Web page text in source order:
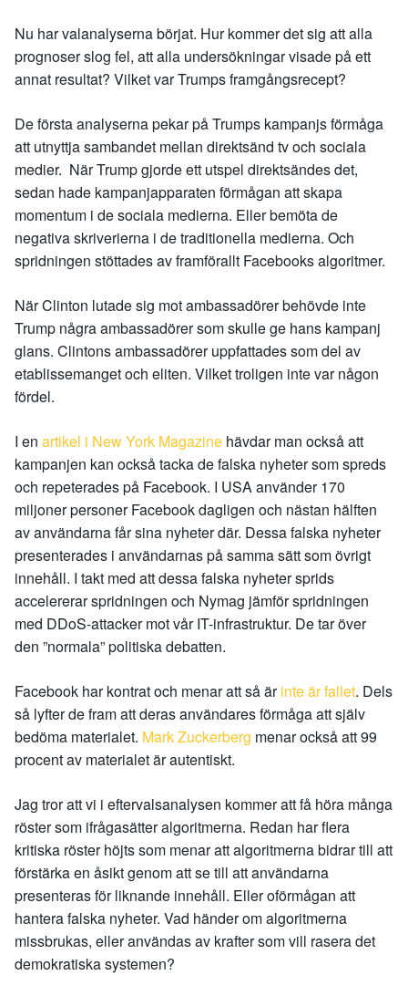
Nu har valanalyserna börjat. Hur kommer det sig att alla
prognoser slog fel, att alla undersökningar visade på ett
annat resultat? Vilket var Trumps framgångsrecept?
De första analyserna pekar på Trumps kampanjs förmåga
att utnyttja sambandet mellan direktsänd tv och sociala
medier. När Trump gjorde ett utspel direktsändes det,
sedan hade kampanjapparaten förmågan att skapa
momentum i de sociala medierna. Eller bemöta de
negativa skriverierna i de traditionella medierna. Och
spridningen stöttades av framförallt Facebooks algoritmer.
När Clinton lutade sig mot ambassadörer behövde inte
Trump några ambassadörer som skulle ge hans kampanj
glans. Clintons ambassadörer uppfattades som del av
etablissemanget och eliten. Vilket troligen inte var någon
fördel.
I en artikel i New York Magazine hävdar man också att
kampanjen kan också tacka de falska nyheter som spreds
och repeterades på Facebook. I USA använder 170
miljoner personer Facebook dagligen och nästan hälften
av användarna får sina nyheter där. Dessa falska nyheter
presenterades i användarnas på samma sätt som övrigt
innehåll. I takt med att dessa falska nyheter sprids
accelererar spridningen och Nymag jämför spridningen
med DDoS-attacker mot vår IT-infrastruktur. De tar över
den ”normala” politiska debatten.
Facebook har kontrat och menar att så ärinte är fallet. Dels
så lyfter de fram att deras användares förmåga att själv
bedöma materialet. Mark Zuckerberg menar också att 99
procent av materialet är autentiskt.
Jag tror att vi i eftervalsanalysen kommer att få höra många
röster som ifrågasätter algoritmerna. Redan har flera
kritiska röster höjts som menar att algoritmerna bidrar till att
förstärka en åsikt genom att se till att användarna
presenteras för liknande innehåll. Eller oförmågan att
hantera falska nyheter. Vad händer om algoritmerna
missbrukas, eller användas av krafter som vill rasera det
demokratiska systemen?